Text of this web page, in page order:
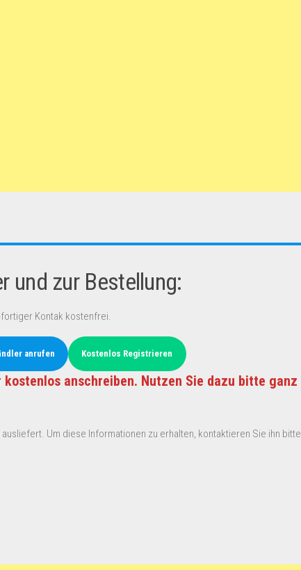
und zur Bestellung:
Kontak kostenfrei.
anrufen Kostenlos Registrieren
anschreiben. Nutzen Sie dazu bitte ganz
Um diese Informationen zu erhalten, kontaktieren Sie ihn bitte.